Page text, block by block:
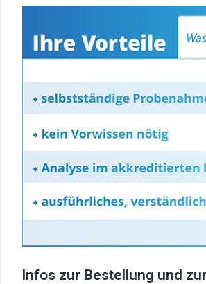
Infos zur Bestellung und